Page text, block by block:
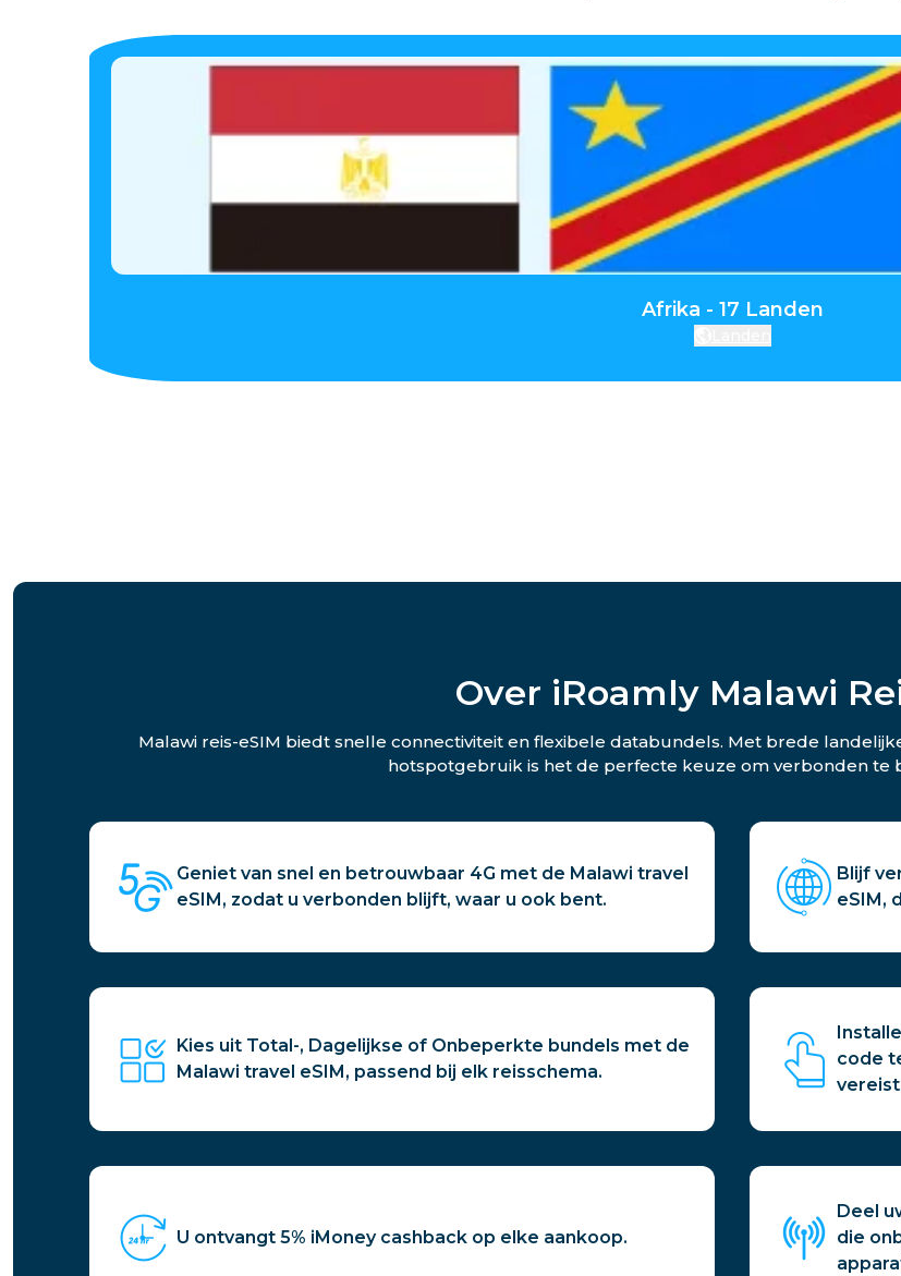
Afrika - 17 Landen
Over iRoamly Malawi
Malawi reis-eSIM biedt snelle connectiviteit en flexibele databundels. Met brede
hotspotgebruik is het de perfecte keuze om verbonden te
Geniet van snel en betrouwbaar 4G met de Malawi travel
eSIM, zodat u verbonden blijft, waar u ook bent.
Blijf
eSIM,
Kies uit Total-, Dagelijkse of Onbeperkte bundels met de
Malawi travel eSIM, passend bij elk reisschema.
code
U ontvangt 5% iMoney cashback op elke aankoop.
Deel
die